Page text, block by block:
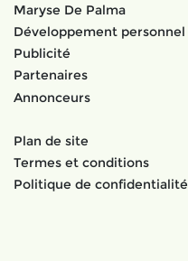
Maryse De Palma
Développement personnel
Publicité
Partenaires
Annonceurs
Plan de site
Termes et conditions
Politique de confidentialité